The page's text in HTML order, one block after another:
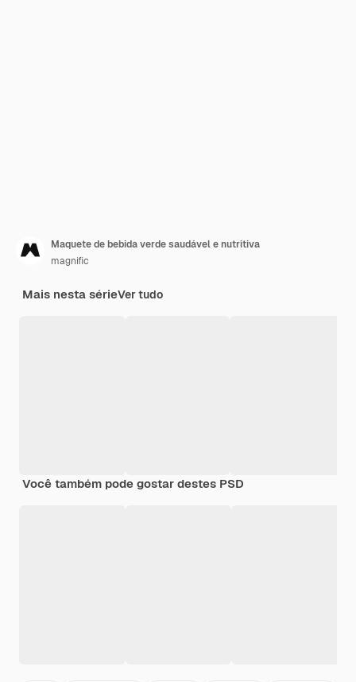
Maquete de bebida verde saudável e nutritiva
magnific
Mais nesta sérieVer tudo
Você também pode gostar destes PSD